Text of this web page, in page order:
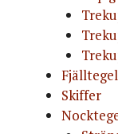
Fjälltegel
Skiffer